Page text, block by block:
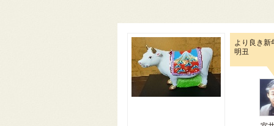
より良き新
明丑